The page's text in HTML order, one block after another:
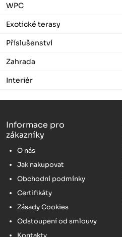
WPC
Exotické terasy
Příslušenství
Zahrada
Interiér
Informace pro
zákazníky
O nás
Jak nakupovat
Obchodní podmínky
Certifikáty
Zásady Cookies
Odstoupení od smlouvy